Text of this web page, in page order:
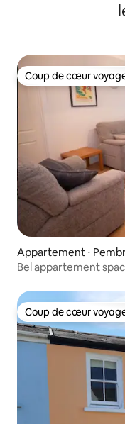
Coup de cœur
Coup de cœur
Appartement ⋅
Bel appartement
Coup de cœur
Coup de cœur